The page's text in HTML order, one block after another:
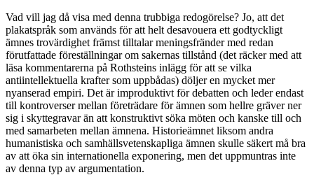
Vad vill jag då visa med denna trubbiga redogörelse? Jo, att det
plakatspråk som används för att helt desavouera ett godtyckligt
ämnes trovärdighet främst tilltalar meningsfränder med redan
förutfattade föreställningar om sakernas tillstånd (det räcker med att
läsa kommentarerna på Rothsteins inlägg för att se vilka
antiintellektuella krafter som uppbådas) döljer en mycket mer
nyanserad empiri. Det är improduktivt för debatten och leder endast
till kontroverser mellan företrädare för ämnen som hellre gräver ner
sig i skyttegravar än att konstruktivt söka möten och kanske till och
med samarbeten mellan ämnena. Historieämnet liksom andra
humanistiska och samhällsvetenskapliga ämnen skulle säkert må bra
av att öka sin internationella exponering, men det uppmuntras inte
av denna typ av argumentation.